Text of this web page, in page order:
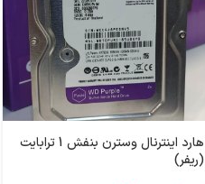
هارد اینترنال وسترن بنفش 1 ترابایت
(ریفر)